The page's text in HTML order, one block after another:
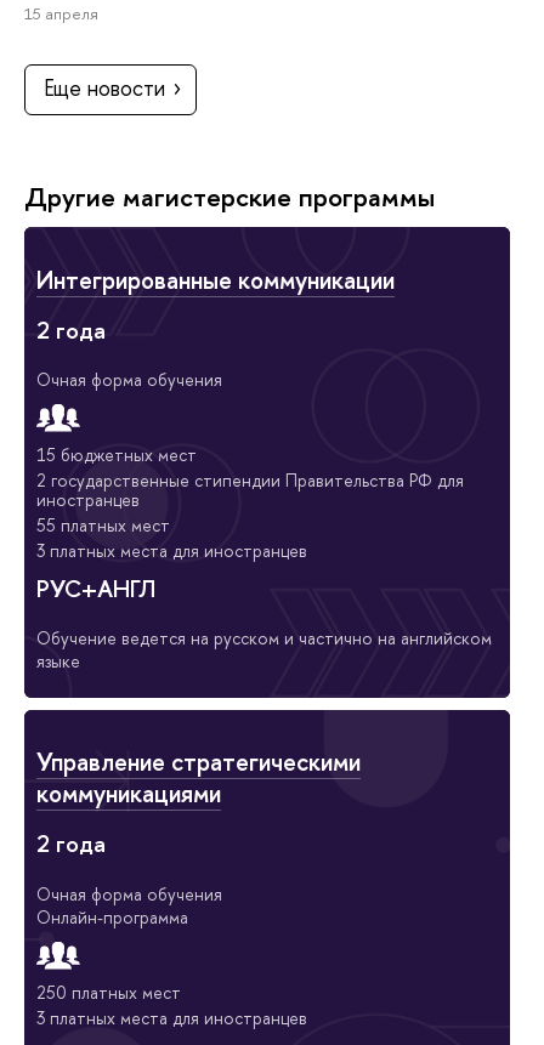
15 апреля
Еще новости
Другие магистерские программы
Интегрированные коммуникации
2 года
Очная форма обучения
15 бюджетных мест
2 государственные стипендии Правительства РФ для
иностранцев
55 платных мест
3 платных места для иностранцев
РУС+АНГЛ
Обучение ведется на русском и частично на английском
языке
Управление стратегическими
коммуникациями
2 года
Очная форма обучения
Онлайн-программа
250 платных мест
3 платных места для иностранцев